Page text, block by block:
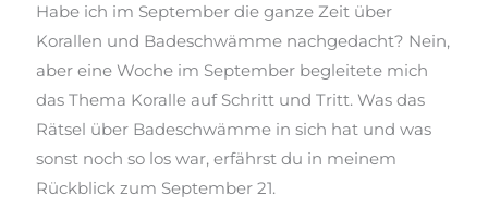
Habe ich im September die ganze Zeit über
Korallen und Badeschwämme nachgedacht? Nein,
aber eine Woche im September begleitete mich
das Thema Koralle auf Schritt und Tritt. Was das
Rätsel über Badeschwämme in sich hat und was
sonst noch so los war, erfährst du in meinem
Rückblick zum September 21.